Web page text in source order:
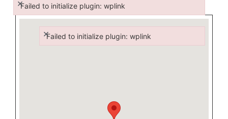
Failed to initialize plugin: wplink
×
Failed to initialize plugin: wplink
×
Failed to initialize plugin: wplink